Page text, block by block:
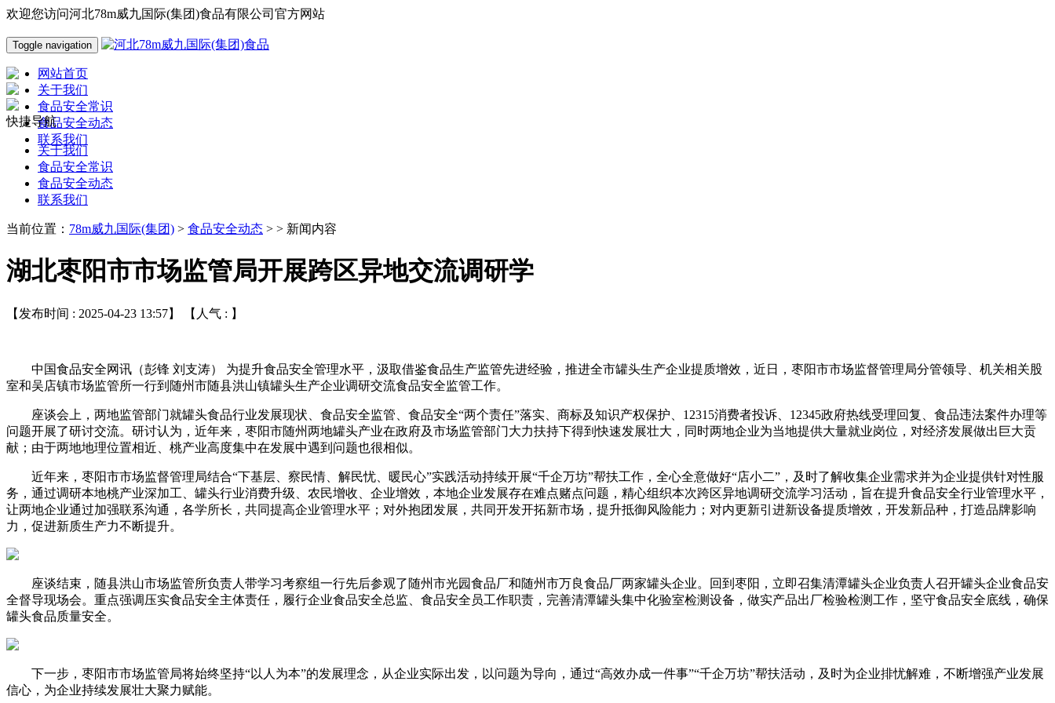
欢迎您访问河北78m威九国际(集团)食品有限公司官方网站
Toggle navigation
网站首页
关于我们
食品安全常识
食品安全动态
联系我们
快捷导航
关于我们
食品安全常识
食品安全动态
联系我们
当前位置： 78m威九国际(集团) > 食品安全动态 > > 新闻内容
湖北枣阳市市场监管局开展跨区异地交流调研学
【发布时间 : 2025-04-23 13:57】 【人气 : 】
中国食品安全网讯（彭锋 刘支涛） 为提升食品安全管理水平，汲取借鉴食品生产监管先进经验，推进全市罐头生产企业提质增效，近日，枣阳市市场监督管理局分管领导、机关相关股
室和吴店镇市场监管所一行到随州市随县洪山镇罐头生产企业调研交流食品安全监管工作。
座谈会上，两地监管部门就罐头食品行业发展现状、食品安全监管、食品安全“两个责任”落实、商标及知识产权保护、12315消费者投诉、12345政府热线受理回复、食品违法案件办理等
问题开展了研讨交流。研讨认为，近年来，枣阳市随州两地罐头产业在政府及市场监管部门大力扶持下得到快速发展壮大，同时两地企业为当地提供大量就业岗位，对经济发展做出巨大贡
献；由于两地地理位置相近、桃产业高度集中在发展中遇到问题也很相似。
近年来，枣阳市市场监督管理局结合“下基层、察民情、解民忧、暖民心”实践活动持续开展“千企万坊”帮扶工作，全心全意做好“店小二”，及时了解收集企业需求并为企业提供针对性服
务，通过调研本地桃产业深加工、罐头行业消费升级、农民增收、企业增效，本地企业发展存在难点赌点问题，精心组织本次跨区异地调研交流学习活动，旨在提升食品安全行业管理水平，
让两地企业通过加强联系沟通，各学所长，共同提高企业管理水平；对外抱团发展，共同开发开拓新市场，提升抵御风险能力；对内更新引进新设备提质增效，开发新品种，打造品牌影响
力，促进新质生产力不断提升。
座谈结束，随县洪山市场监管所负责人带学习考察组一行先后参观了随州市光园食品厂和随州市万良食品厂两家罐头企业。回到枣阳，立即召集清潭罐头企业负责人召开罐头企业食品安
全督导现场会。重点强调压实食品安全主体责任，履行企业食品安全总监、食品安全员工作职责，完善清潭罐头集中化验室检测设备，做实产品出厂检验检测工作，坚守食品安全底线，确保
罐头食品质量安全。
下一步，枣阳市市场监管局将始终坚持“以人为本”的发展理念，从企业实际出发，以问题为导向，通过“高效办成一件事”“千企万坊”帮扶活动，及时为企业排忧解难，不断增强产业发展
信心，为企业持续发展壮大聚力赋能。